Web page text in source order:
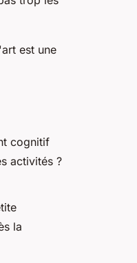
est une
cognitif
activités ?
la